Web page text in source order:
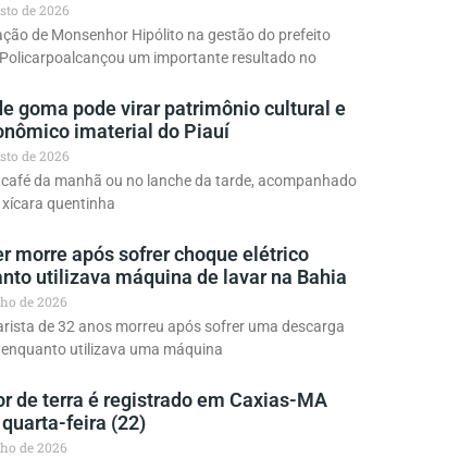
de 2026
de Monsenhor Hipólito na gestão do prefeito
um importante resultado no
goma pode virar patrimônio cultural e
imaterial do Piauí
de 2026
café da manhã ou no lanche da tarde, acompanhado
quentinha
morre após sofrer choque elétrico
utilizava máquina de lavar na Bahia
de 2026
de 32 anos morreu após sofrer uma descarga
utilizava uma máquina
de terra é registrado em Caxias-MA
feira (22)
de 2026